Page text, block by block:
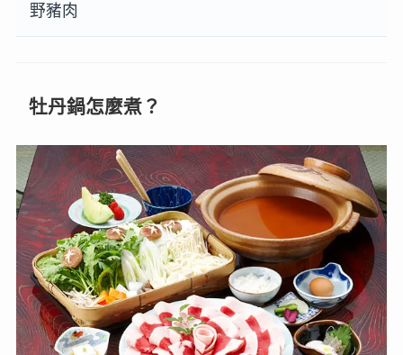
野豬肉
牡丹鍋怎麼煮？